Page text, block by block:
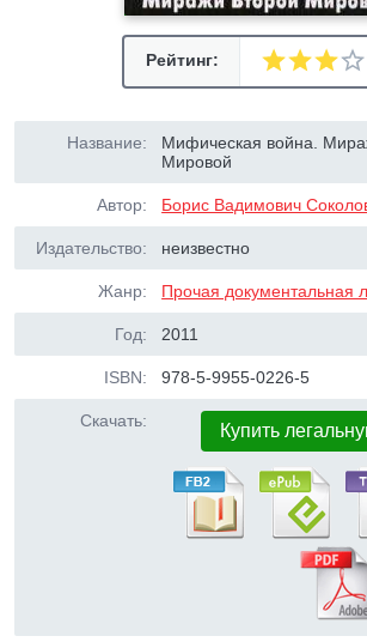
Рейтинг:
Название:
Мифическая война.
Мировой
Автор: Борис Вадимович
Издательство: неизвестно
Жанр: Прочая документальная
Год: 2011
ISBN: 978-5-9955-0226-5
Скачать: Купить